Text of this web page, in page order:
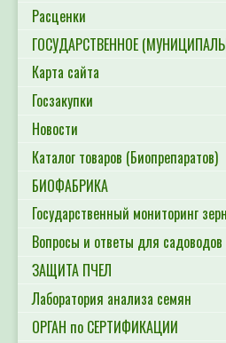
Расценки
ГОСУДАРСТВЕННОЕ
Карта сайта
Госзакупки
Новости
Каталог товаров (Биопрепаратов)
БИОФАБРИКА
Государственный мониторинг
Вопросы и ответы для садоводов
ЗАЩИТА ПЧЕЛ
Лаборатория анализа семян
ОРГАН по СЕРТИФИКАЦИИ